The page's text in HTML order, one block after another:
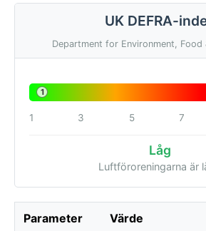
UK DEFRA-
Department for Environment, Food
1
1 3 5 7
Låg
Luftföroreningarna är
Parameter Värde